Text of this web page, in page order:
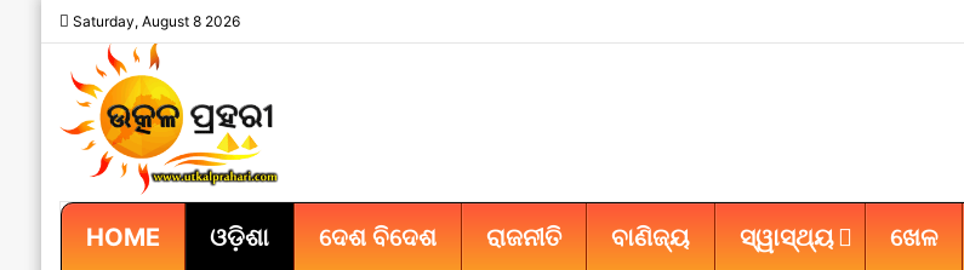
Saturday, August 8 2026
HOME ଓଡ଼ିଶା ଦେଶ ବିଦେଶ ରାଜନୀତି ବାଣିଜ୍ୟ ସ୍ୱାସ୍ଥ୍ୟ ଖେଳ